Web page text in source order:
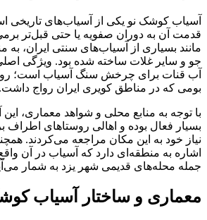
آسیاب کوشک نو یکی از آسیاب‌های تاریخی
قدمت آن به دوران صفویه یا حتی قبل‌تر
مانند بسیاری از آسیاب‌های سنتی ایران، به
جو و سایر غلات ساخته شده بود. ویژگی
آب قنات برای چرخش سنگ آسیاب است؛
بومی که در مناطق کویری ایران رواج داشت.
با توجه به منابع محلی و شواهد معماری،
بسیار فعال بوده و اهالی روستاهای اطراف
نیاز خود به این مکان مراجعه می‌کردند.
اشاره به منطقه‌ای دارد که آسیاب در آن
جمله محله‌های قدیمی شهر یزد به شمار
معماری و ساختار آسیاب